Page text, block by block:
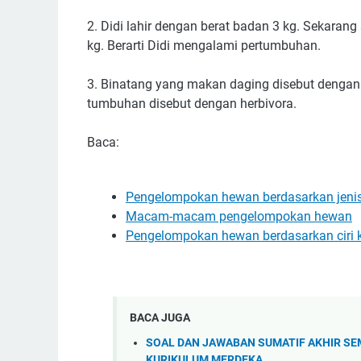
2. Didi lahir dengan berat badan 3 kg.
kg. Berarti Didi mengalami pertumbuhan.
3. Binatang yang makan daging disebut
tumbuhan disebut dengan herbivora.
Baca:
Pengelompokan hewan berdasarkan
Macam-macam pengelompokan hewan
Pengelompokan hewan berdasarkan ciri
BACA JUGA
SOAL DAN JAWABAN SUMATIF AKHIR